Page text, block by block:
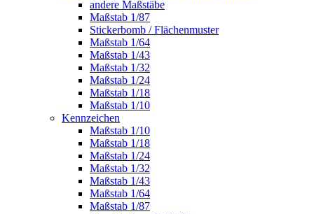
andere Maßstäbe
Maßstab 1/87
Stickerbomb / Flächenmuster
Maßstab 1/64
Maßstab 1/43
Maßstab 1/32
Maßstab 1/24
Maßstab 1/18
Maßstab 1/10
Kennzeichen
Maßstab 1/10
Maßstab 1/18
Maßstab 1/24
Maßstab 1/32
Maßstab 1/43
Maßstab 1/64
Maßstab 1/87